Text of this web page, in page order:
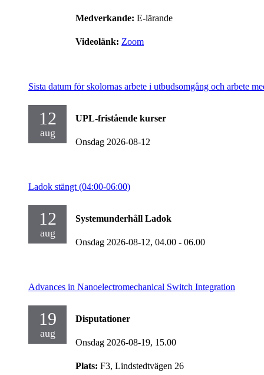
Medverkande: E-lärande
Videolänk: Zoom
Sista datum för skolornas arbete i utbudsomgång och arbete
12
aug
UPL-fristående kurser
Onsdag 2026-08-12
Ladok stängt (04:00-06:00)
12
aug
Systemunderhåll Ladok
Onsdag 2026-08-12, 04.00 - 06.00
Advances in Nanoelectromechanical Switch Integration
19
aug
Disputationer
Onsdag 2026-08-19, 15.00
Plats: F3, Lindstedtvägen 26